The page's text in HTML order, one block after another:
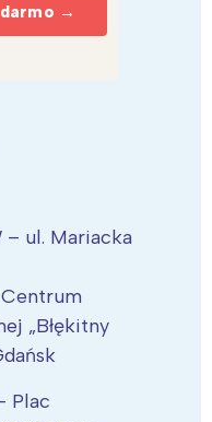
→
– ul. Mariacka
Centrum
„Błękitny
Plac